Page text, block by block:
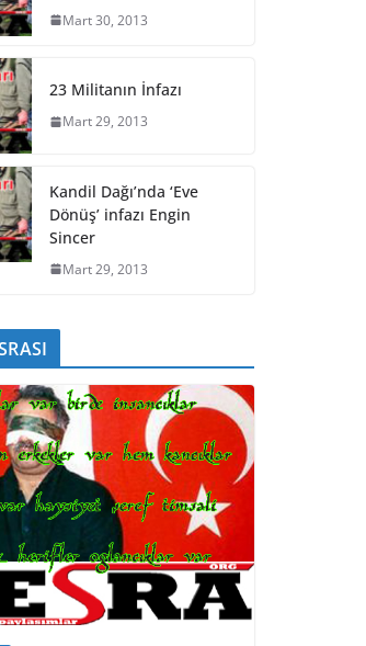
Mart 30, 2013
23 Militanın İnfazı
Mart 29, 2013
Kandil Dağı’nda ‘Eve
Dönüş’ infazı Engin
Sincer
Mart 29, 2013